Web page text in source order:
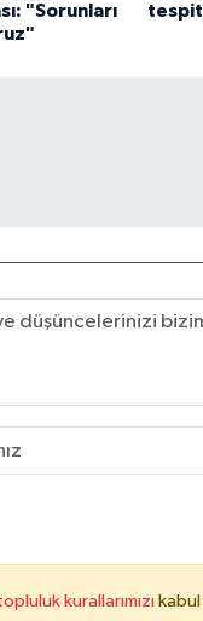
"Sorunları
kurallarımızı